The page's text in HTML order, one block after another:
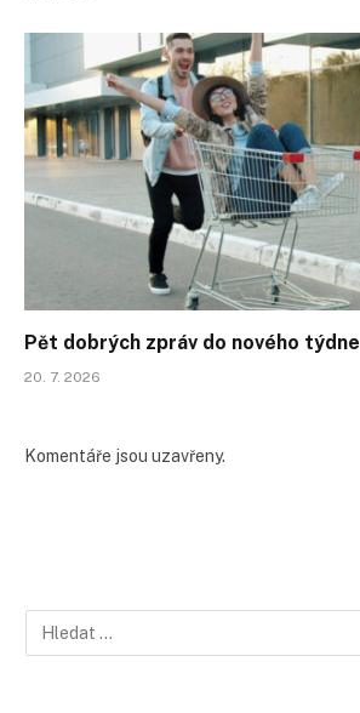
Pět dobrých zpráv do nového týdne
20. 7. 2026
Komentáře jsou uzavřeny.